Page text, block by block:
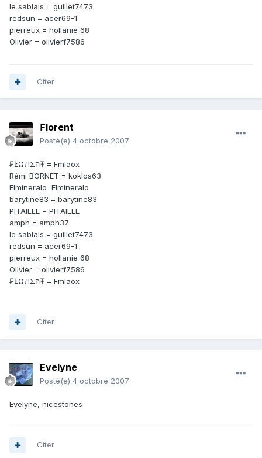
le sablais = guillet7473
redsun = acer69-1
pierreux = hollanie 68
Olivier = olivierf7586
Citer
₣lorent
Posté(e) 4 octobre 2007
₣ĿΩЛΣהŦ = Fmlaox
Rémi BORNET = koklos63
Elmineralo=Elmineralo
barytine83 = barytine83
PITAILLE = PITAILLE
amph = amph37
le sablais = guillet7473
redsun = acer69-1
pierreux = hollanie 68
Olivier = olivierf7586
₣ĿΩЛΣהŦ = Fmlaox
Citer
Evelyne
Posté(e) 4 octobre 2007
Evelyne, nicestones
Citer